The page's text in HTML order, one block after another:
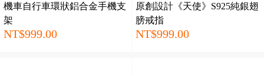
機車自行車環狀鋁合金手機支
架
NT$999.00
原創設計《天使》S925純銀翅
膀戒指
NT$999.00